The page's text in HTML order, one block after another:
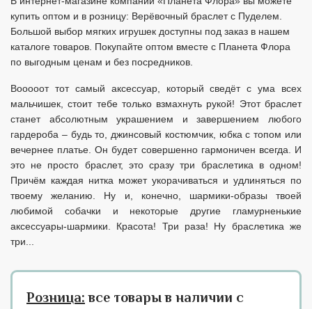
купить оптом и в розницу: Верёвочный браслет с Пуделем.
Большой выбор мягких игрушек доступны под заказ в нашем
каталоге товаров. Покупайте оптом вместе с Планета Флора
по выгодным ценам и без посредников.
Вооооот тот самый аксессуар, который сведёт с ума всех
мальчишек, стоит тебе только взмахнуть рукой! Этот браслет
станет абсолютным украшением и завершением любого
гардероба – будь то, джинсовый костюмчик, юбка с топом или
вечернее платье. Он будет совершенно гармоничен всегда. И
это не просто браслет, это сразу три браслетика в одном!
Причём каждая нитка может укорачиваться и удлиняться по
твоему желанию. Ну и, конечно, шармики-образы твоей
любимой собачки и некоторые другие гламурненькие
аксессуары-шармики. Красота! Три раза! Ну браслетика же
три...
Розница: все товары в наличии с